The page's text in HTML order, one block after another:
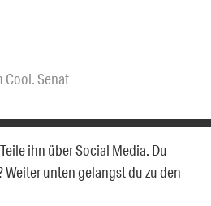
Cool. Senat
ihn über Social Media. Du
Weiter unten gelangst du zu den